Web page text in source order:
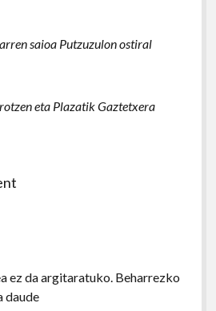
saioa Putzuzulon ostiral
eta Plazatik Gaztetxera
ez da argitaratuko. Beharrezko
daude